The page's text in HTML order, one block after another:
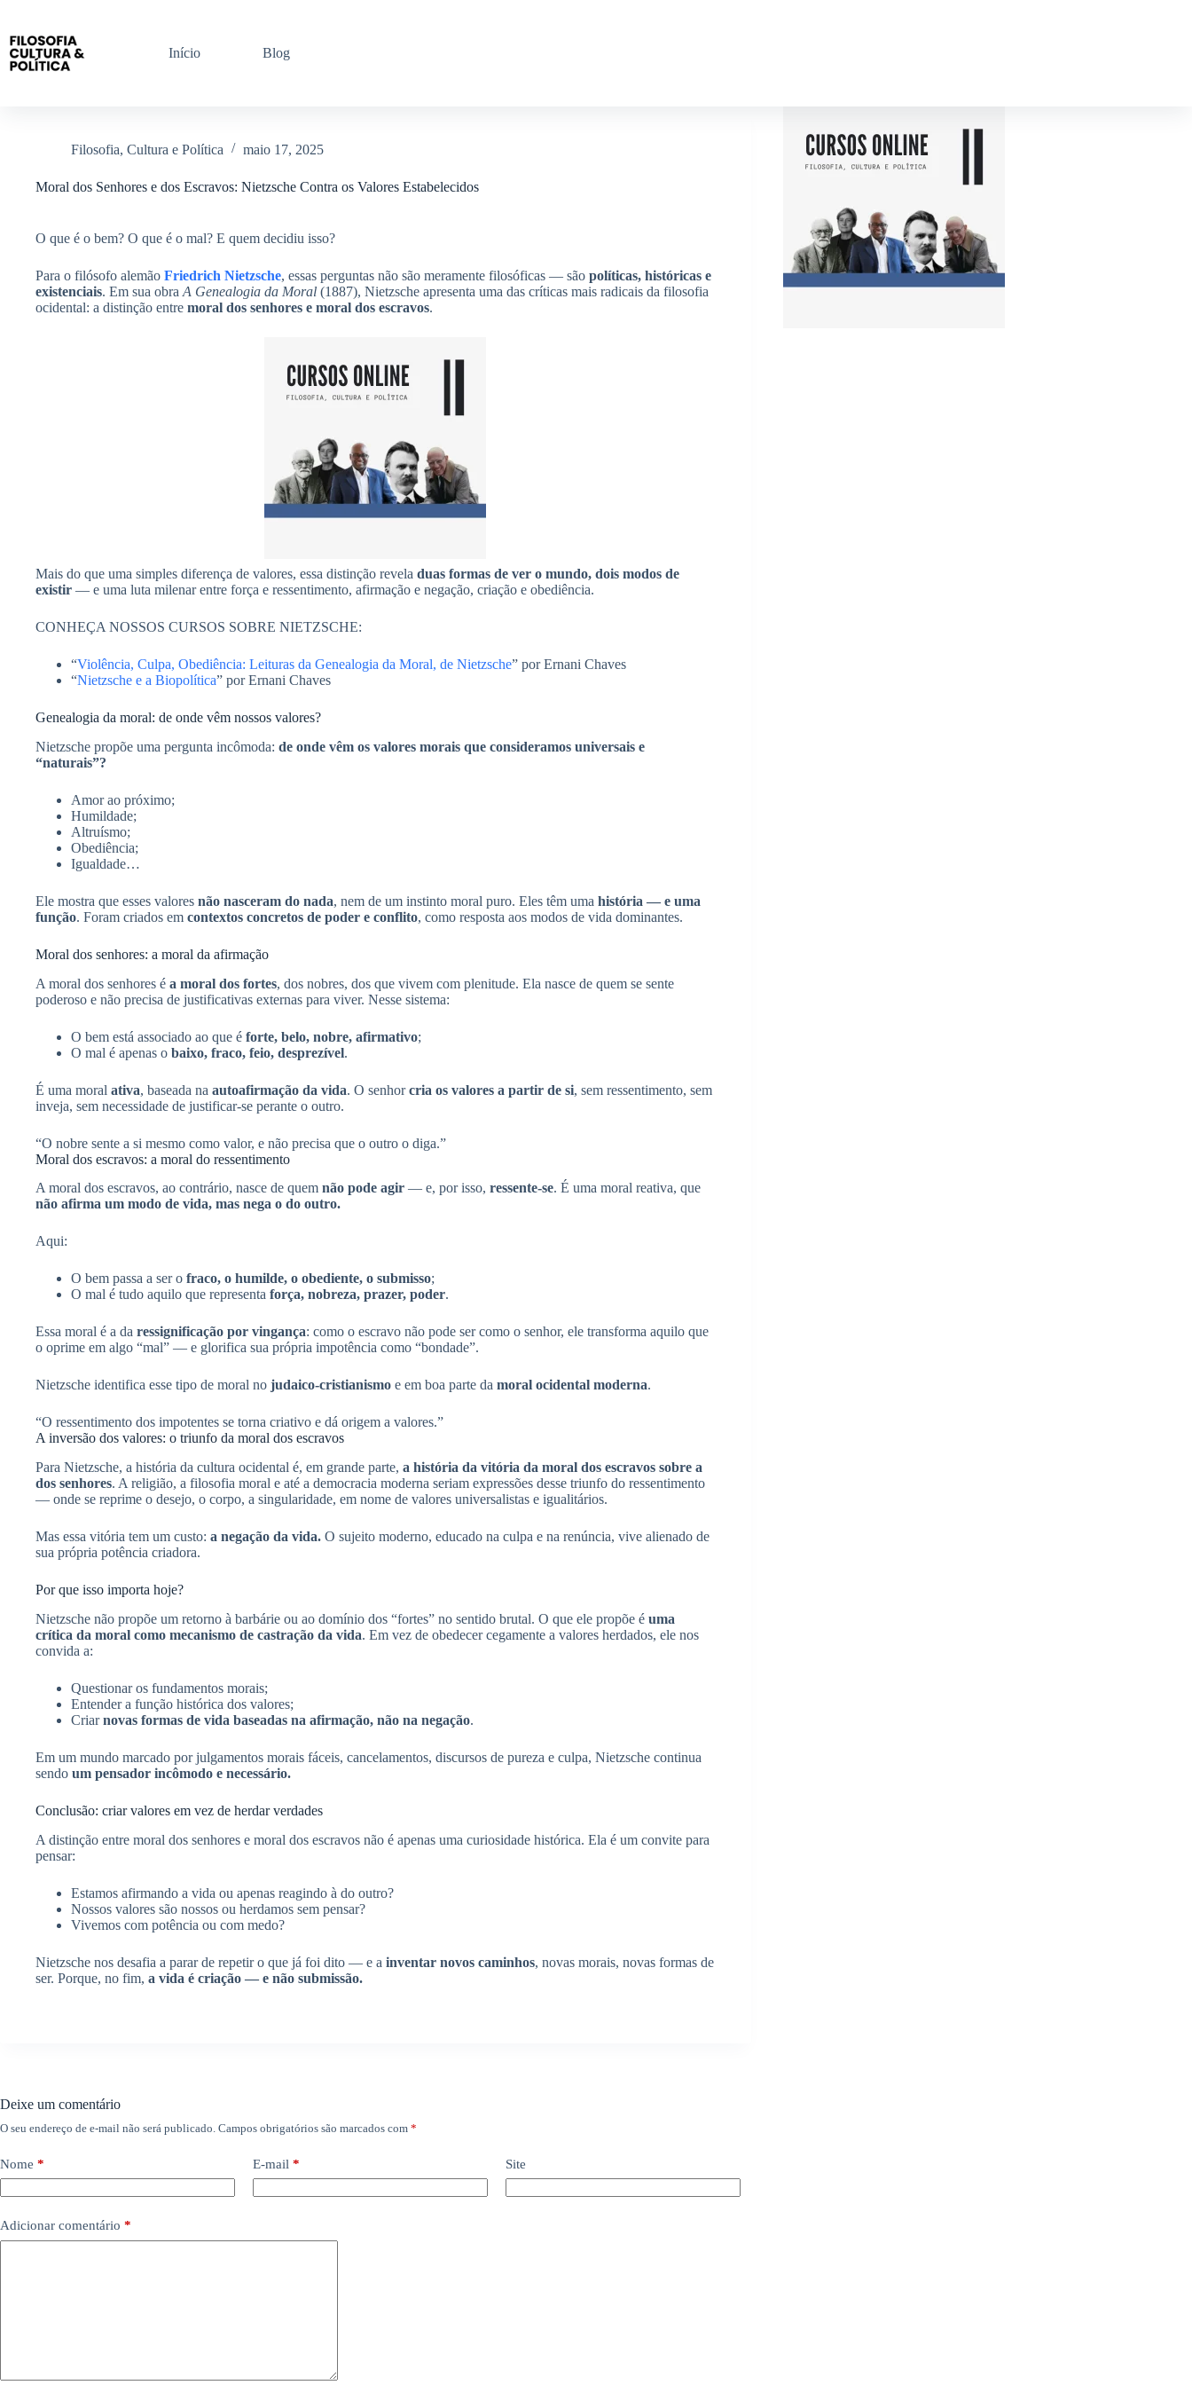
conteúdo
Início Blog
Filosofia, Cultura e Política maio 17, 2025
Moral dos Senhores e dos Escravos: Nietzsche Contra os Valores Estabelecidos
O que é o bem? O que é o mal? E quem decidiu isso?
Para o filósofo alemão Friedrich Nietzsche, essas perguntas não são meramente filosóficas — são políticas, históricas e
existenciais. Em sua obra A Genealogia da Moral (1887), Nietzsche apresenta uma das críticas mais radicais da filosofia
ocidental: a distinção entre moral dos senhores e moral dos escravos.
Mais do que uma simples diferença de valores, essa distinção revela duas formas de ver o mundo, dois modos de
existir — e uma luta milenar entre força e ressentimento, afirmação e negação, criação e obediência.
CONHEÇA NOSSOS CURSOS SOBRE NIETZSCHE:
“Violência, Culpa, Obediência: Leituras da Genealogia da Moral, de Nietzsche” por Ernani Chaves
“Nietzsche e a Biopolítica” por Ernani Chaves
Genealogia da moral: de onde vêm nossos valores?
Nietzsche propõe uma pergunta incômoda: de onde vêm os valores morais que consideramos universais e
“naturais”?
Amor ao próximo;
Humildade;
Altruísmo;
Obediência;
Igualdade…
Ele mostra que esses valores não nasceram do nada, nem de um instinto moral puro. Eles têm uma história — e uma
função. Foram criados em contextos concretos de poder e conflito, como resposta aos modos de vida dominantes.
Moral dos senhores: a moral da afirmação
A moral dos senhores é a moral dos fortes, dos nobres, dos que vivem com plenitude. Ela nasce de quem se sente
poderoso e não precisa de justificativas externas para viver. Nesse sistema:
O bem está associado ao que é forte, belo, nobre, afirmativo;
O mal é apenas o baixo, fraco, feio, desprezível.
É uma moral ativa, baseada na autoafirmação da vida. O senhorcria os valores a partir de si, sem ressentimento, sem
inveja, sem necessidade de justificar-se perante o outro.
“O nobre sente a si mesmo como valor, e não precisa que o outro o diga.”
Moral dos escravos: a moral do ressentimento
A moral dos escravos, ao contrário, nasce de quem não pode agir — e, por isso, ressente-se. É uma moral reativa, que
não afirma um modo de vida, mas nega o do outro.
Aqui:
O bem passa a ser o fraco, o humilde, o obediente, o submisso;
O mal é tudo aquilo que representa força, nobreza, prazer, poder.
Essa moral é a da ressignificação por vingança: como o escravo não pode ser como o senhor, ele transforma aquilo que
o oprime em algo “mal” — e glorifica sua própria impotência como “bondade”.
Nietzsche identifica esse tipo de moral no judaico-cristianismo e em boa parte da moral ocidental moderna.
“O ressentimento dos impotentes se torna criativo e dá origem a valores.”
A inversão dos valores: o triunfo da moral dos escravos
Para Nietzsche, a história da cultura ocidental é, em grande parte, a história da vitória da moral dos escravos sobre a
dos senhores. A religião, a filosofia moral e até a democracia moderna seriam expressões desse triunfo do ressentimento
— onde se reprime o desejo, o corpo, a singularidade, em nome de valores universalistas e igualitários.
Mas essa vitória tem um custo: a negação da vida. O sujeito moderno, educado na culpa e na renúncia, vive alienado de
sua própria potência criadora.
Por que isso importa hoje?
Nietzsche não propõe um retorno à barbárie ou ao domínio dos “fortes” no sentido brutal. O que ele propõe é uma
crítica da moral como mecanismo de castração da vida. Em vez de obedecer cegamente a valores herdados, ele nos
convida a:
Questionar os fundamentos morais;
Entender a função histórica dos valores;
Criarnovas formas de vida baseadas na afirmação, não na negação.
Em um mundo marcado por julgamentos morais fáceis, cancelamentos, discursos de pureza e culpa, Nietzsche continua
sendo um pensador incômodo e necessário.
Conclusão: criar valores em vez de herdar verdades
A distinção entre moral dos senhores e moral dos escravos não é apenas uma curiosidade histórica. Ela é um convite para
pensar:
Estamos afirmando a vida ou apenas reagindo à do outro?
Nossos valores são nossos ou herdamos sem pensar?
Vivemos com potência ou com medo?
Nietzsche nos desafia a parar de repetir o que já foi dito — e a inventar novos caminhos, novas morais, novas formas de
ser. Porque, no fim, a vida é criação — e não submissão.
Deixe um comentário
O seu endereço de e-mail não será publicado. Campos obrigatórios são marcados com *
Nome * E-mail * Site
Adicionar comentário *